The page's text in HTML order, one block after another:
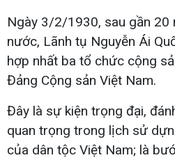
Ngày 3/2/1930, sau gần 20
nước, Lãnh tụ Nguyễn Ái
hợp nhất ba tổ chức cộng
Đảng Cộng sản Việt Nam.
Đây là sự kiện trọng đại,
quan trọng trong lịch sử
của dân tộc Việt Nam; là